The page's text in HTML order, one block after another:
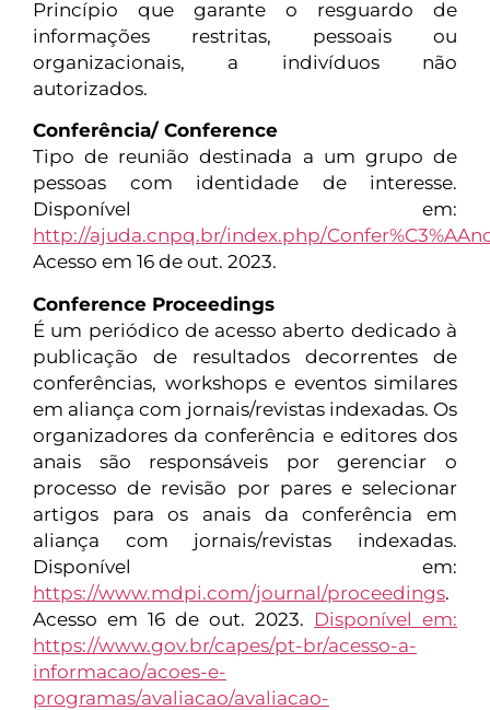
Princípio que garante o resguardo de
informações restritas, pessoais ou
organizacionais, a indivíduos não
autorizados.
Conferência/ Conference
Tipo de reunião destinada a um grupo de
pessoas com identidade de interesse.
Disponível em:
http://ajuda.cnpq.br/index.php/
Acesso em 16 de out. 2023.
Conference Proceedings
É um periódico de acesso aberto dedicado à
publicação de resultados decorrentes de
conferências, workshops e eventos similares
em aliança com jornais/revistas indexadas. Os
organizadores da conferência e editores dos
anais são responsáveis por gerenciar o
processo de revisão por pares e selecionar
artigos para os anais da conferência em
aliança com jornais/revistas indexadas.
Disponível em:
https://www.mdpi.com/journal/proceedings.
Acesso em 16 de out. 2023. Disponível em:
https://www.gov.br/capes/pt-br/acesso-a-
informacao/acoes-e-
programas/avaliacao/avaliacao-